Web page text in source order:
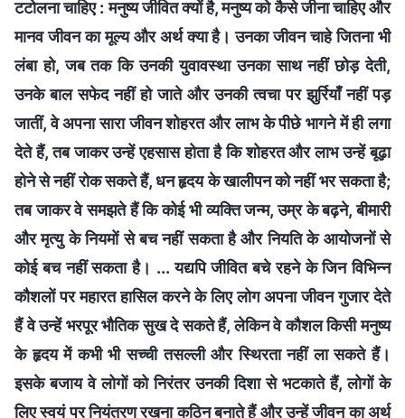
टटोलना चाहिए : मनुष्य जीवित क्यों है, मनुष्य को कैसे जीना चाहिए और
मानव जीवन का मूल्य और अर्थ क्या है। उनका जीवन चाहे जितना भी
लंबा हो, जब तक कि उनकी युवावस्था उनका साथ नहीं छोड़ देती,
उनके बाल सफेद नहीं हो जाते और उनकी त्वचा पर झुर्रियाँ नहीं पड़
जातीं, वे अपना सारा जीवन शोहरत और लाभ के पीछे भागने में ही लगा
देते हैं, तब जाकर उन्हें एहसास होता है कि शोहरत और लाभ उन्हें बूढ़ा
होने से नहीं रोक सकते हैं, धन हृदय के खालीपन को नहीं भर सकता है;
तब जाकर वे समझते हैं कि कोई भी व्यक्ति जन्म, उम्र के बढ़ने, बीमारी
और मृत्यु के नियमों से बच नहीं सकता है और नियति के आयोजनों से
कोई बच नहीं सकता है। ... यद्यपि जीवित बचे रहने के जिन विभिन्न
कौशलों पर महारत हासिल करने के लिए लोग अपना जीवन गुजार देते
हैं वे उन्हें भरपूर भौतिक सुख दे सकते हैं, लेकिन वे कौशल किसी मनुष्य
के हृदय में कभी भी सच्ची तसल्ली और स्थिरता नहीं ला सकते हैं।
इसके बजाय वे लोगों को निरंतर उनकी दिशा से भटकाते हैं, लोगों के
लिए स्वयं पर नियंत्रण रखना कठिन बनाते हैं और उन्हें जीवन का अर्थ